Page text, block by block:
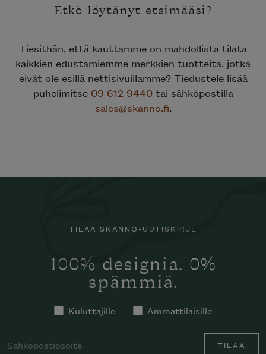
Etkö löytänyt etsimääsi?
Tiesithän, että kauttamme on mahdollista tilata
kaikkien edustamiemme merkkien tuotteita, jotka
eivät ole esillä nettisivuillamme? Tiedustele lisää
puhelimitse 09 612 9440tai sähköpostilla
sales@skanno.fi.
TILAA SKANNO-UUTISKIRJE
100% designia. 0%
spämmiä.
Kuluttajille Ammattilaisille
TILAA